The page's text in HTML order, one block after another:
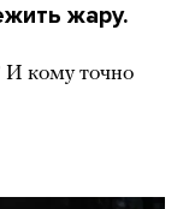
жару.
И кому точно